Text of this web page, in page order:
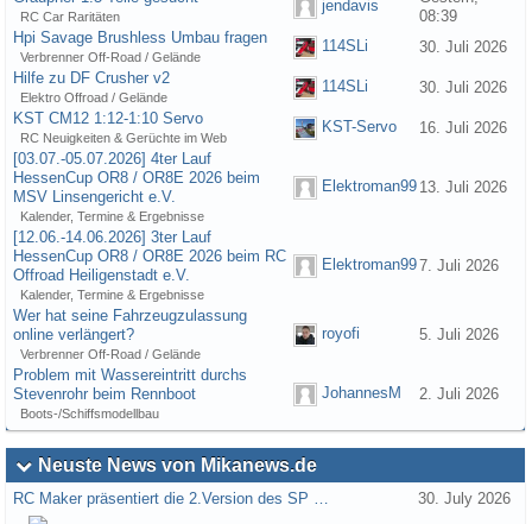
RC Car Raritäten
jendavis
08:39
Hpi Savage Brushless Umbau fragen
Verbrenner Off-Road / Gelände
114SLi
30. Juli 2026
Hilfe zu DF Crusher v2
Elektro Offroad / Gelände
114SLi
30. Juli 2026
KST CM12 1:12-1:10 Servo
RC Neuigkeiten & Gerüchte im Web
KST-Servo
16. Juli 2026
[03.07.-05.07.2026] 4ter Lauf
HessenCup OR8 / OR8E 2026 beim
MSV Linsengericht e.V.
Kalender, Termine & Ergebnisse
Elektroman99 13. Juli 2026
[12.06.-14.06.2026] 3ter Lauf
HessenCup OR8 / OR8E 2026 beim RC
Offroad Heiligenstadt e.V.
Kalender, Termine & Ergebnisse
Elektroman997. Juli 2026
Wer hat seine Fahrzeugzulassung
online verlängert?
Verbrenner Off-Road / Gelände
royofi 5. Juli 2026
Problem mit Wassereintritt durchs
Stevenrohr beim Rennboot
Boots-/Schiffsmodellbau
JohannesM 2. Juli 2026
Neuste News von Mikanews.de
RC Maker präsentiert die 2.Version des SP … 30. July 2026